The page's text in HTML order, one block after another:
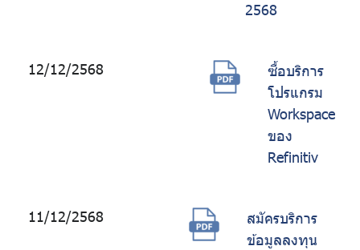
2568
12/12/2568
ซื้อบริการ
โปรแกรม
Workspace
ของ
Refinitiv
11/12/2568
สมัครบริการ
ข้อมูลลงทุน